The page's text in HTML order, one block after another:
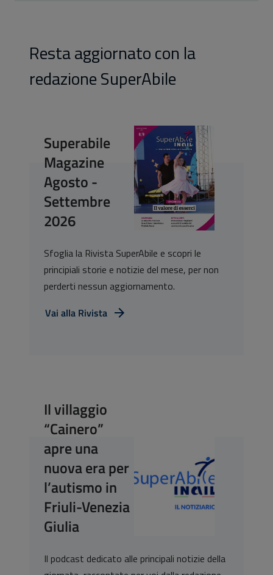
Resta aggiornato con la
redazione SuperAbile
Superabile
Magazine
Agosto -
Settembre
2026
Sfoglia la Rivista SuperAbile e scopri le
principiali storie e notizie del mese, per non
perderti nessun aggiornamento.
Vai alla Rivista
Il villaggio
“Cainero”
apre una
nuova era per
l’autismo in
Friuli-Venezia
Giulia
Il podcast dedicato alle principali notizie della